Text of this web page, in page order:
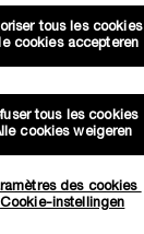
des cookies
Cookie-instellingen
tous les cookies
cookies weigeren
tous les cookies
cookies accepteren